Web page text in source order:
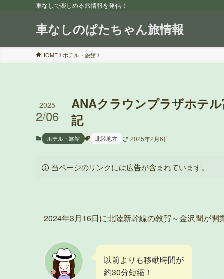
車なしで楽しめる旅情報を発信！
車なしのぱたちゃん旅情報
HOME ホテル・旅館
ANAクラウンプラザホテ
記
2025
2/06
ホテル・旅館 北陸地方 2025年2月6日
当ページのリンクには広告が含まれています。
2024年3月16日に北陸新幹線の敦賀～金沢間が
以前よりも移動時間が
約30分短縮！